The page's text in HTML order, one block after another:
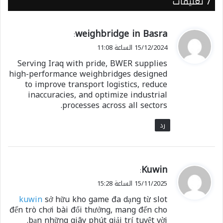
ي
ق
ل
weighbridge in Basra
:
15/12/2024 الساعة 11:08
Serving Iraq with pride, BWER supplies
high-performance weighbridges designed
to improve transport logistics, reduce
inaccuracies, and optimize industrial
processes across all sectors.
رد
ي
ق
ل
Kuwin
:
15/11/2025 الساعة 15:28
kuwinsở hữu kho game đa dạng từ slot
đến trò chơi bài đổi thưởng, mang đến cho